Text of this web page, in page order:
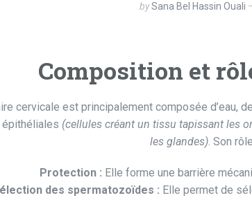
bySana Bel Hassin Ouali
Composition et
cervicale est principalement composée d’eau,
(cellules créant un tissu tapissant les
les glandes). Son
Protection : Elle forme une barrière
des spermatozoïdes : Elle permet de